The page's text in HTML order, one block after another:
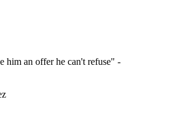
him an offer he can't refuse" -